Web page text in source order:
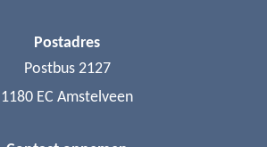
Postadres
Postbus 2127
1180 EC Amstelveen